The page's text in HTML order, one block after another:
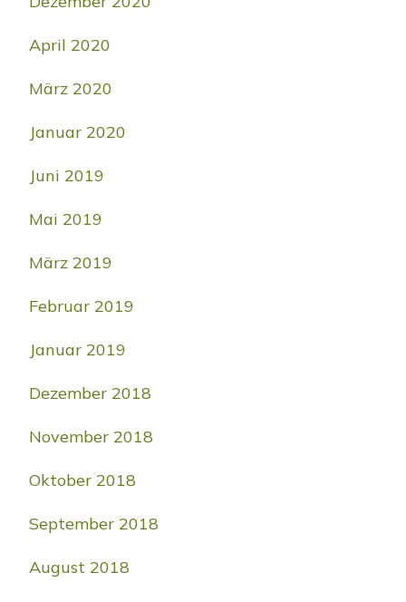
April 2020
März 2020
Januar 2020
Juni 2019
Mai 2019
März 2019
Februar 2019
Januar 2019
Dezember 2018
November 2018
Oktober 2018
September 2018
August 2018